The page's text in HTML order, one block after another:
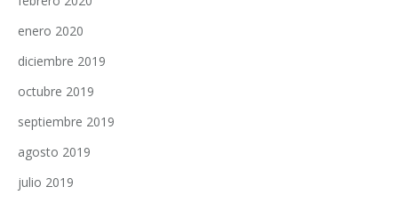
enero 2020
diciembre 2019
octubre 2019
septiembre 2019
agosto 2019
julio 2019